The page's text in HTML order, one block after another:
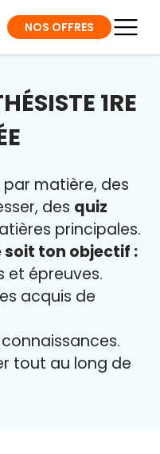
NOS OFFRES
1RE
matière, des
des quiz
principales.
soit ton objectif :
et épreuves.
acquis de
tout au long de